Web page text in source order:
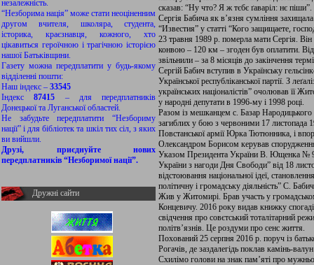
незалежність.
“Незборима нація” може стати неоціненним
другом вчителя, школяра, студента,
історика, краєзнавця, кожного, хто
цікавиться героїчною і трагічною історією
нашої Батьківщини.
Газету можна передплатити у будь-якому
відділенні пошти:
Наш індекс – 33545
Індекс87415 – для передплатників
Донецької та Луганської областей.
Не забудьте передплатити “Незбориму
нації” і для бібліотек та шкіл тих сіл, з яких
ви вийшли.
Друзі, приєднуйте нових
передплатників “Незборимої нації”.
Дружні сайти
сказав: “Ну что? Я ж тєбє ґаваріл: нє піши”.
Сергія Бабича як в’язня сумління
“Известия” у статті “Кого защищаете,
23 травня 1989 р. померла мати Сергія.
конвою – 120 км – згоден був оплатити.
звільнили – за 8 місяців до закінчення
Сергій Бабич вступив в Українську
Української республіканської партії. З
українських націоналістів” очолював її
у народні депутати в 1996-му і 1998 році.
Разом із мешканцем с. Базар
загиблих у бою з червоними 17 листопада
Повстанської армії Юрка Тютюнника, і
Олександром Борисом керував
Указом Президента України В. Ющенка №
України з нагоди Дня Свободи” від 18
відстоювання національної ідеї,
політичну і громадську діяльність” С.
Жив у Житомирі. Брав участь у
Концевичу. 2016 року видав книжку
свідчення про совєтський тоталітарний
політв’язнів. Це роздуми про сенс життя.
Похований 25 серпня 2016 р. поруч із
Рогачів, де заздалегідь поклав камінь-
Схилімо голови на знак пам’яті про